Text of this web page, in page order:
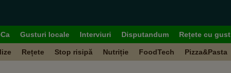
Gusturi locale Interviuri Disputandum Rețete cu gust
Rețete Stop risipă Nutriție FoodTech Pizza&Pasta